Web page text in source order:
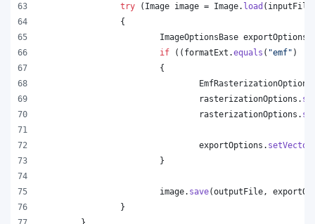
try ( Image image = Image. load ( inputFile
		{
ImageOptionsBase exportOptions
if (( formatExt .equals ( "emf" )
			{
EmfRasterizationOptions
rasterizationOptions .
rasterizationOptions .
exportOptions .
			}
image. save(outputFile ,
		}